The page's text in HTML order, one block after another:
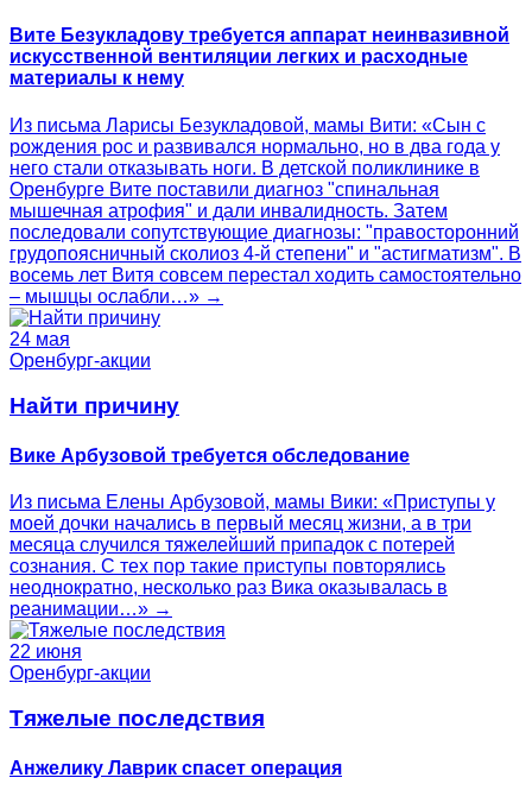
Вите Безукладову требуется аппарат неинвазивной
искусственной вентиляции легких и расходные
материалы к нему
Из письма Ларисы Безукладовой, мамы Вити: «Сын с
рождения рос и развивался нормально, но в два года у
него стали отказывать ноги. В детской поликлинике в
Оренбурге Вите поставили диагноз "спинальная
мышечная атрофия" и дали инвалидность. Затем
последовали сопутствующие диагнозы: "правосторонний
грудопоясничный сколиоз 4-й степени" и "астигматизм". В
восемь лет Витя совсем перестал ходить самостоятельно
– мышцы ослабли…» →
24 мая
Оренбург-акции
Найти причину
Вике Арбузовой требуется обследование
Из письма Елены Арбузовой, мамы Вики: «Приступы у
моей дочки начались в первый месяц жизни, а в три
месяца случился тяжелейший припадок с потерей
сознания. С тех пор такие приступы повторялись
неоднократно, несколько раз Вика оказывалась в
реанимации…» →
22 июня
Оренбург-акции
Тяжелые последствия
Анжелику Лаврик спасет операция